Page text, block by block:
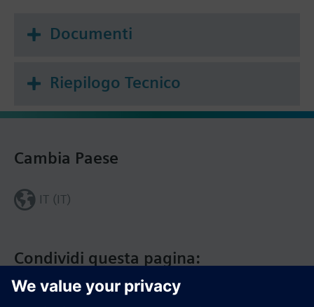
Documenti
Riepilogo Tecnico
Condividi questa pagina:
Cambia Paese
IT (IT)